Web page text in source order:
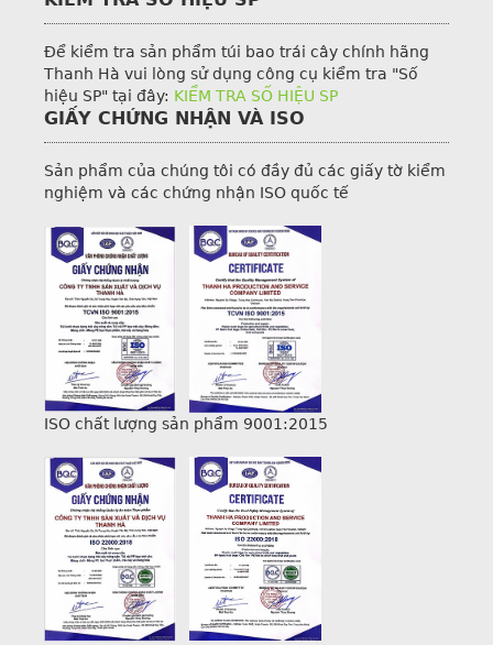
Để kiểm tra sản phẩm túi bao trái cây chính hãng
Thanh Hà vui lòng sử dụng công cụ kiểm tra "Số
hiệu SP" tại đây: KIỂM TRA SỐ HIỆU SP
GIẤY CHỨNG NHẬN VÀ ISO
Sản phẩm của chúng tôi có đầy đủ các giấy tờ kiểm
nghiệm và các chứng nhận ISO quốc tế
ISO chất lượng sản phẩm 9001:2015